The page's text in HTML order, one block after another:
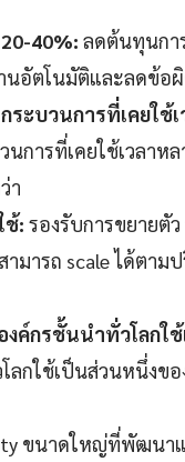
40%: ลดต้นทุนกา
นอัตโนมัติและลดข้อ
ระบวนการที่เคยใช้
นการที่เคยใช้เวลา
า
ช้: รองรับการขยายตัว
ามารถ scale ได้ต
ค์กรชั้นนำทั่วโลกใ
ลกใช้เป็นส่วนหนึ่งข
ขนาดใหญ่ที่พัฒนา